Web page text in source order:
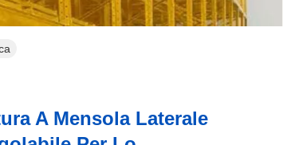
A Mensola Laterale